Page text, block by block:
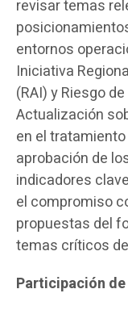
revisar temas
entornos
Iniciativa
(RAI) y Riesgo
Actualización
en el
aprobación de
indicadores
el compromiso
propuestas del
temas críticos
Participación